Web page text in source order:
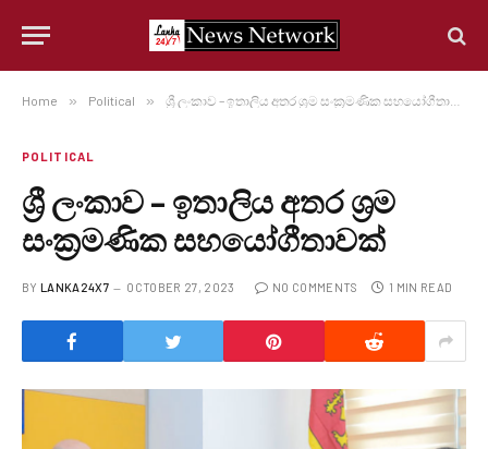
Home » Political » ශ්‍රී ලංකාව – ඉතාලිය අතර ශ්‍රම සංක්‍රමණික සහයෝගීතාවක්
POLITICAL
ශ්‍රී ලංකාව – ඉතාලිය අතර ශ්‍රම
සංක්‍රමණික සහයෝගීතාවක්
BY LANKA24X7 OCTOBER 27, 2023 NO COMMENTS 1 MIN READ